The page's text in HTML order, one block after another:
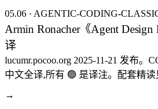
05.06 · AGENTIC-CODING-
Armin Ronacher《Agent
译
lucumr.pocoo.org 2025-11-21 发布。
中文全译,所有 🟢 是译注。配套精读
→